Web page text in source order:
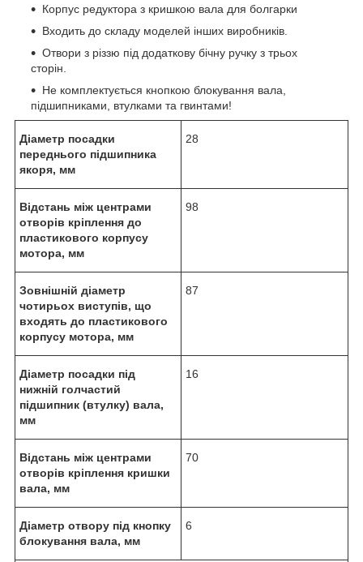
Корпус редуктора з кришкою вала для болгарки
Входить до складу моделей інших виробників.
Отвори з різзю під додаткову бічну ручку з трьох
сторін.
Не комплектується кнопкою блокування вала,
підшипниками, втулками та гвинтами!
Діаметр посадки
переднього підшипника
якоря, мм
28
Відстань між центрами
отворів кріплення до
пластикового корпусу
мотора, мм
98
Зовнішній діаметр
чотирьох виступів, що
входять до пластикового
корпусу мотора, мм
87
Діаметр посадки під
нижній голчастий
підшипник (втулку) вала,
мм
16
Відстань між центрами
отворів кріплення кришки
вала, мм
70
Діаметр отвору під кнопку
блокування вала, мм
6